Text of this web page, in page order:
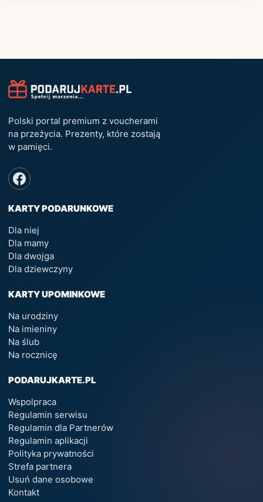
Polski portal premium z voucherami
na przeżycia. Prezenty, które zostają
w pamięci.
KARTY PODARUNKOWE
Dla niej
Dla mamy
Dla dwojga
Dla dziewczyny
KARTY UPOMINKOWE
Na urodziny
Na imieniny
Na ślub
Na rocznicę
PODARUJKARTE.PL
Wspolpraca
Regulamin serwisu
Regulamin dla Partnerów
Regulamin aplikacji
Polityka prywatności
Strefa partnera
Usuń dane osobowe
Kontakt